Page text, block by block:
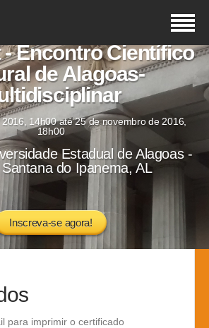
- Encontro Científico
de Alagoas-
14h00 até 25 de novembro de 2016,
18h00
Estadual de Alagoas -
do Ipanema, AL
Inscreva-se agora!
para imprimir o certificado